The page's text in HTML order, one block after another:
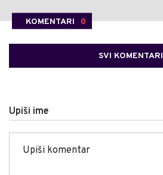
KOMENTARI 0
SVI KOMENTARI
Upiši ime